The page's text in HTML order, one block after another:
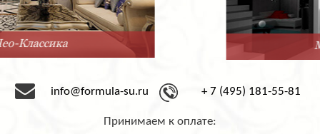
Минимализм
info@formula-su.ru + 7 (495) 181-55-81
Принимаем к оплате: